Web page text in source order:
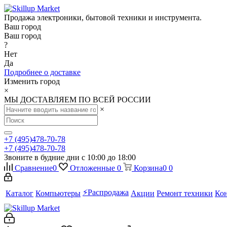
Продажа электроники, бытовой техники и инструмента.
Ваш город
Ваш город
?
Нет
Да
Подробнее о доставке
Изменить город
×
МЫ ДОСТАВЛЯЕМ ПО ВСЕЙ РОССИИ
×
+7 (495)478-70-78
+7 (495)478-70-78
Звоните в будние дни с 10:00 до 18:00
Сравнение0 Отложенные 0 Корзина0 0
Каталог Компьютеры ⚡️Распродажа Акции Ремонт техники